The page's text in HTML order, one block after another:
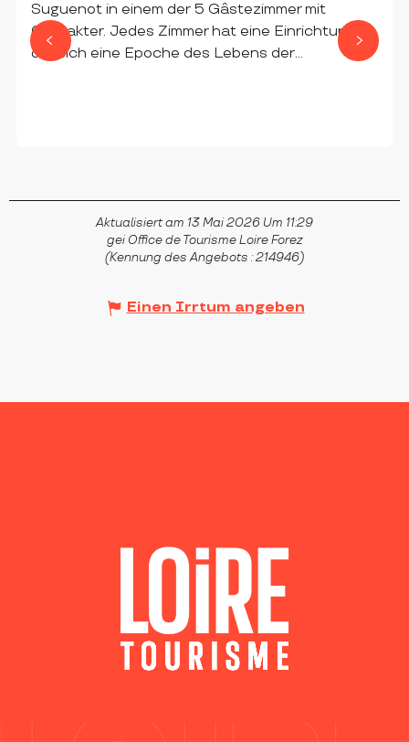
Suguenot in einem der 5 Gâstezimmer mit
Charakter. Jedes Zimmer hat eine Einrichtung, in
der sich eine Epoche des Lebens der...
Aktualisiert am 13 Mai 2026 Um 11:29
gei Office de Tourisme Loire Forez
(Kennung des Angebots :214946)
Einen Irrtum angeben